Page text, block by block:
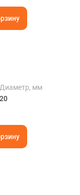
Диаметр, мм
20